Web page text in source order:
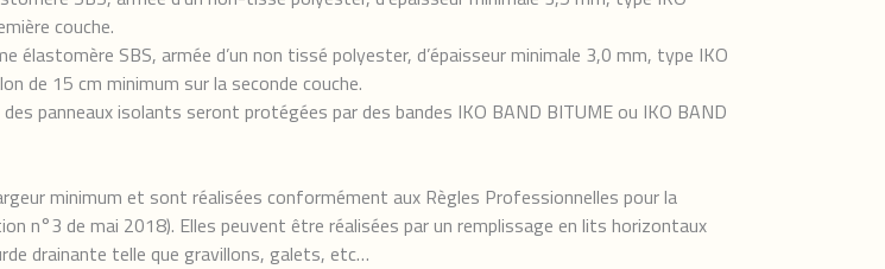
couche.
élastomère SBS, armée d’un non tissé polyester, d’épaisseur minimale 3,0 mm, type IKO
de 15 cm minimum sur la seconde couche.
panneaux isolants seront protégées par des bandes IKO BAND BITUME ou IKO BAND
minimum et sont réalisées conformément aux Règles Professionnelles pour la
n°3 de mai 2018). Elles peuvent être réalisées par un remplissage en lits horizontaux
drainante telle que gravillons, galets, etc…